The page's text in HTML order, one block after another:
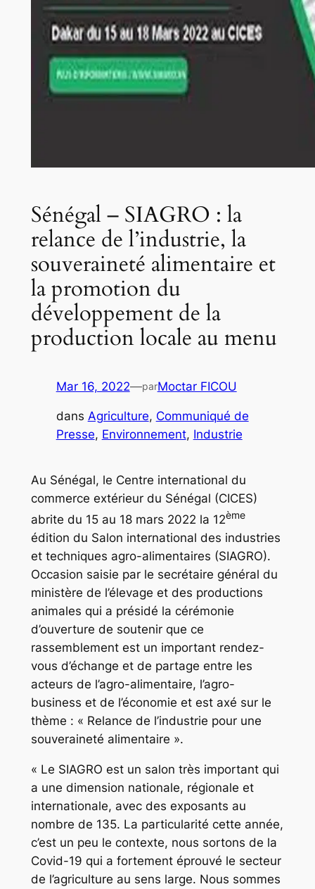
Sénégal – SIAGRO : la
relance de l’industrie, la
souveraineté alimentaire et
la promotion du
développement de la
production locale au menu
Mar 16, 2022—parMoctar FICOU
dans Agriculture, Communiqué de
Presse, Environnement, Industrie
Au Sénégal, le Centre international du
commerce extérieur du Sénégal (CICES)
abrite du 15 au 18 mars 2022 la 12ème
édition du Salon international des industries
et techniques agro-alimentaires (SIAGRO).
Occasion saisie par le secrétaire général du
ministère de l’élevage et des productions
animales qui a présidé la cérémonie
d’ouverture de soutenir que ce
rassemblement est un important rendez-
vous d’échange et de partage entre les
acteurs de l’agro-alimentaire, l’agro-
business et de l’économie et est axé sur le
thème : « Relance de l’industrie pour une
souveraineté alimentaire ».
« Le SIAGRO est un salon très important qui
a une dimension nationale, régionale et
internationale, avec des exposants au
nombre de 135. La particularité cette année,
c’est un peu le contexte, nous sortons de la
Covid-19 qui a fortement éprouvé le secteur
de l’agriculture au sens large. Nous sommes